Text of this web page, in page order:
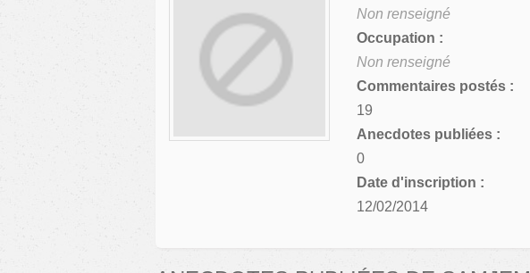
Non renseigné
Occupation :
Non renseigné
Commentaires postés :
19
Anecdotes publiées :
0
Date d'inscription :
12/02/2014